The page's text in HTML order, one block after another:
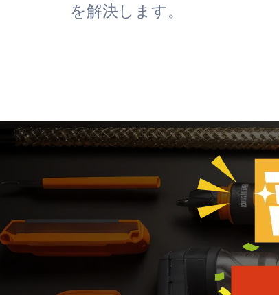
を解決します。